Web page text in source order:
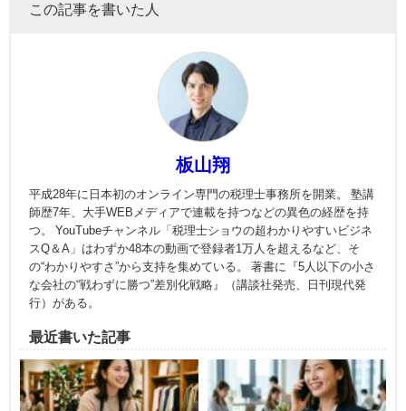
この記事を書いた人
板山翔
平成28年に日本初のオンライン専門の税理士事務所を開業。 塾講
師歴7年、大手WEBメディアで連載を持つなどの異色の経歴を持
つ。 YouTubeチャンネル「税理士ショウの超わかりやすいビジネ
スQ＆A」はわずか48本の動画で登録者1万人を超えるなど、そ
の“わかりやすさ”から支持を集めている。 著書に『5人以下の小さ
な会社の“戦わずに勝つ”差別化戦略』（講談社発売、日刊現代発
行）がある。
最近書いた記事